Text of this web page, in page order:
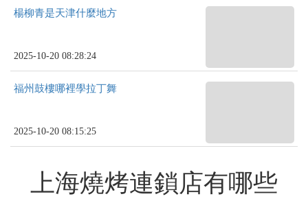
楊柳青是天津什麼地方
2025-10-20 08:28:24
福州鼓樓哪裡學拉丁舞
2025-10-20 08:15:25
上海燒烤連鎖店有哪些